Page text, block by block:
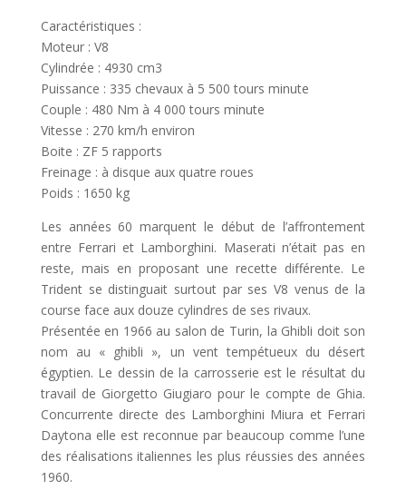
Caractéristiques :
Moteur : V8
Cylindrée : 4930 cm3
Puissance : 335 chevaux à 5 500 tours minute
Couple : 480 Nm à 4 000 tours minute
Vitesse : 270 km/h environ
Boite : ZF 5 rapports
Freinage : à disque aux quatre roues
Poids : 1650 kg
Les années 60 marquent le début de l’affrontement
entre Ferrari et Lamborghini. Maserati n’était pas en
reste, mais en proposant une recette différente. Le
Trident se distinguait surtout par ses V8 venus de la
course face aux douze cylindres de ses rivaux.
Présentée en 1966 au salon de Turin, la Ghibli doit son
nom au « ghibli », un vent tempétueux du désert
égyptien. Le dessin de la carrosserie est le résultat du
travail de Giorgetto Giugiaro pour le compte de Ghia.
Concurrente directe des Lamborghini Miura et Ferrari
Daytona elle est reconnue par beaucoup comme l’une
des réalisations italiennes les plus réussies des années
1960.